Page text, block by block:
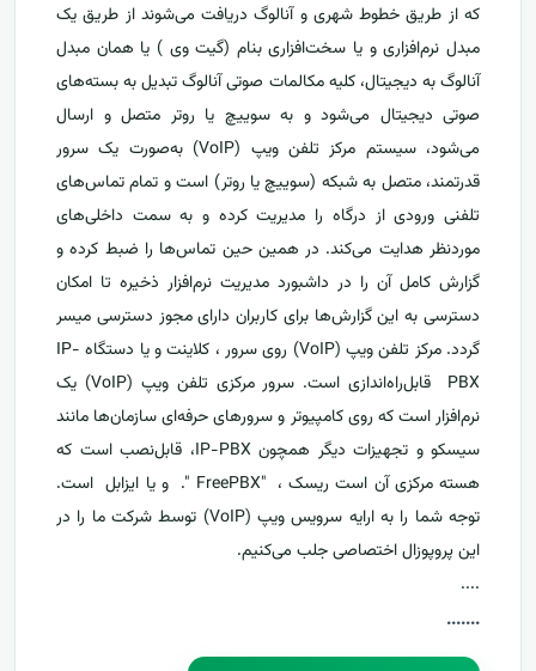
که از طریق خطوط شهری و آنالوگ دریافت می‌شوند از طریق یک
مبدل نرم‌افزاری و یا سخت‌افزاری بنام (گیت وی ) یا همان مبدل
آنالوگ به دیجیتال، کلیه مکالمات صوتی آنالوگ تبدیل به بسته‌های
صوتی دیجیتال می‌شود و به سوییچ یا روتر متصل و ارسال
می‌شود، سیستم مرکز تلفن ویپ (VoIP) به‌صورت یک سرور
قدرتمند، متصل به شبکه (سوییچ یا روتر) است و تمام تماس‌های
تلفنی ورودی از درگاه را مدیریت کرده و به سمت داخلی‌های
موردنظر هدایت می‌کند. در همین حین تماس‌ها را ضبط کرده و
گزارش کامل آن را در داشبورد مدیریت نرم‌افزار ذخیره تا امکان
دسترسی به این گزارش‌ها برای کاربران دارای مجوز دسترسی میسر
گردد. مرکز تلفن ویپ (VoIP) روی سرور ، کلاینت و یا دستگاه IP-
PBX قابل‌راه‌اندازی است. سرور مرکزی تلفن ویپ (VoIP) یک
نرم‌افزار است که روی کامپیوتر و سرورهای حرفه‌ای سازمان‌ها مانند
سیسکو و تجهیزات دیگر همچون IP-PBX، قابل‌نصب است که
هسته مرکزی آن است ریسک ، "FreePBX ". و یا ایزابل است.
توجه شما را به ارایه سرویس ویپ (VoIP) توسط شرکت ما را در
این پروپوزال اختصاصی جلب می‌کنیم.
....
...
....